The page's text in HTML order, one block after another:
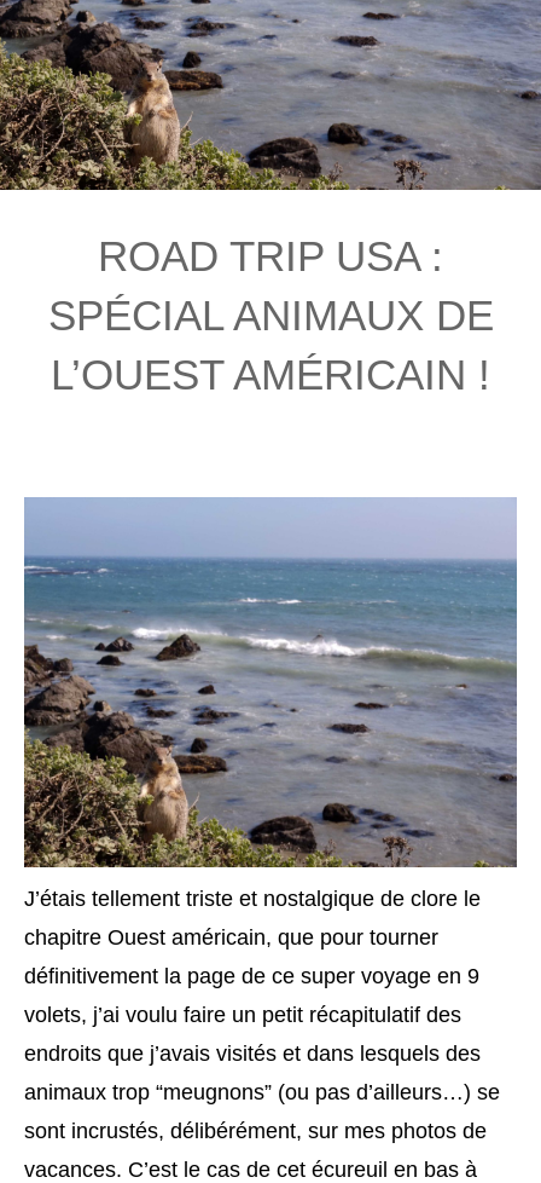
ROAD TRIP USA :
SPÉCIAL ANIMAUX DE
L’OUEST AMÉRICAIN !
J’étais tellement triste et nostalgique de clore le
chapitre Ouest américain, que pour tourner
définitivement la page de ce super voyage en 9
volets, j’ai voulu faire un petit récapitulatif des
endroits que j’avais visités et dans lesquels des
animaux trop “meugnons” (ou pas d’ailleurs…) se
sont incrustés, délibérément, sur mes photos de
vacances. C’est le cas de cet écureuil en bas à